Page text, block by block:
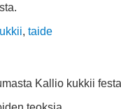
, taide
Kallio kukkii